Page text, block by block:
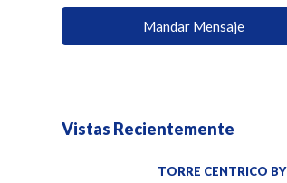
Mandar Mensaje
Vistas Recientemente
TORRE CENTRICO BY